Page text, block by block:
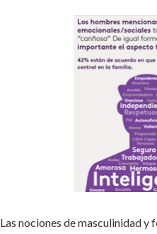
Las nociones de masculinidad y